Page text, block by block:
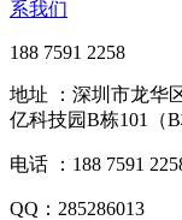
系我们
188 7591 2258
地址 ：深圳市龙华
亿科技园B栋101（B
电话 ：188 7591
QQ：285286013